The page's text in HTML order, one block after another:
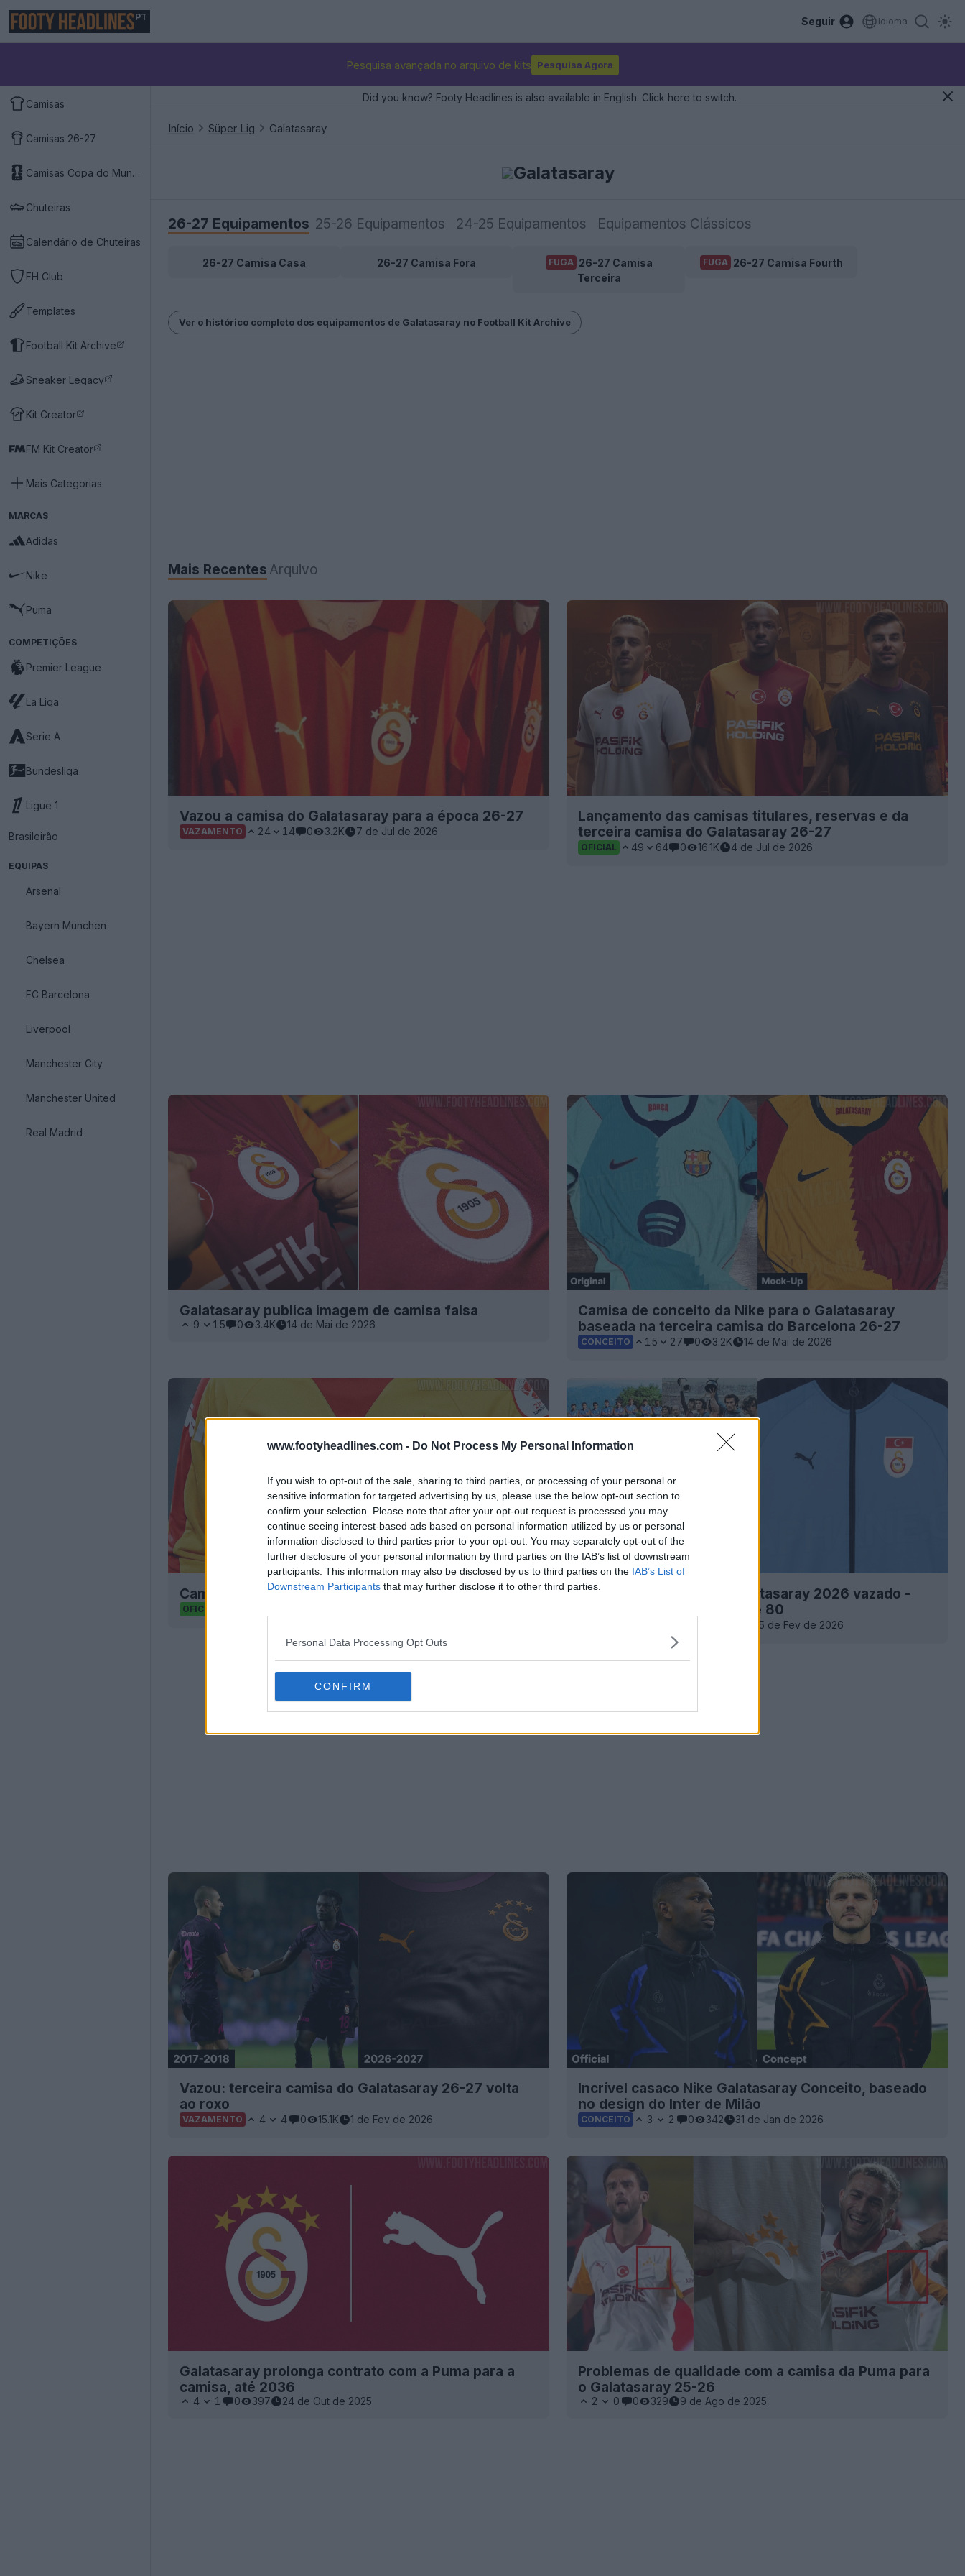
www.footyheadlines.com - Do Not Process My Personal Information
If you wish to opt-out of the sale, sharing to third parties, or processing of your personal or
sensitive information for targeted advertising by us, please use the below opt-out section to
confirm your selection. Please note that after your opt-out request is processed you may
continue seeing interest-based ads based on personal information utilized by us or personal
information disclosed to third parties prior to your opt-out. You may separately opt-out of the
further disclosure of your personal information by third parties on the IAB’s list of downstream
participants. This information may also be disclosed by us to third parties on the IAB’s List of
Downstream Participants that may further disclose it to other third parties.
Personal Data Processing Opt Outs
CONFIRM
PT Seguir Idioma
Pesquisa avançada no arquivo de kits Pesquisa Agora
Camisas
Camisas 26-27
Camisas Copa do Mundo 2026
Chuteiras
Calendário de Chuteiras
FH Club
Templates
Football Kit Archive
Sneaker Legacy
Kit Creator
FM Kit Creator
Mais Categorias
MARCAS
Adidas
Nike
Puma
COMPETIÇÕES
Premier League
La Liga
Serie A
Bundesliga
Ligue 1
Brasileirão
EQUIPAS
Arsenal
Bayern München
Chelsea
FC Barcelona
Liverpool
Manchester City
Manchester United
Real Madrid
Did you know? Footy Headlines is also available in English. Click here to switch.
Início Süper Lig Galatasaray
Galatasaray
26-27 Equipamentos 25-26 Equipamentos 24-25 Equipamentos Equipamentos Clássicos
26-27 Camisa Casa 26-27 Camisa Fora FUGA 26-27 Camisa
Terceira
FUGA 26-27 Camisa Fourth
Ver o histórico completo dos equipamentos de Galatasaray no Football Kit Archive
Mais Recentes Arquivo
Vazou a camisa do Galatasaray para a época 26-27
VAZAMENTO 24 14 0 3.2K 7 de Jul de 2026
Lançamento das camisas titulares, reservas e da
terceira camisa do Galatasaray 26-27
OFICIAL 49 64 0 16.1K 4 de Jul de 2026
Galatasaray publica imagem de camisa falsa
9 15 0 3.4K 14 de Mai de 2026
Camisa de conceito da Nike para o Galatasaray
baseada na terceira camisa do Barcelona 26-27
CONCEITO 15 27 0 3.2K 14 de Mai de 2026
Camisa especial retro do Galatasaray 25-26 lançada
OFICIAL
Casaco retro especial Galatasaray 2026 vazado -
Homenagem aos anos 70 e 80
25 de Fev de 2026
Vazou: terceira camisa do Galatasaray 26-27 volta
ao roxo
VAZAMENTO 4 4 0 15.1K 1 de Fev de 2026
Incrível casaco Nike Galatasaray Conceito, baseado
no design do Inter de Milão
CONCEITO 3 2 0 342 31 de Jan de 2026
Galatasaray prolonga contrato com a Puma para a
camisa, até 2036
4 1 0 397 24 de Out de 2025
Problemas de qualidade com a camisa da Puma para
o Galatasaray 25-26
2 0 0 329 9 de Ago de 2025